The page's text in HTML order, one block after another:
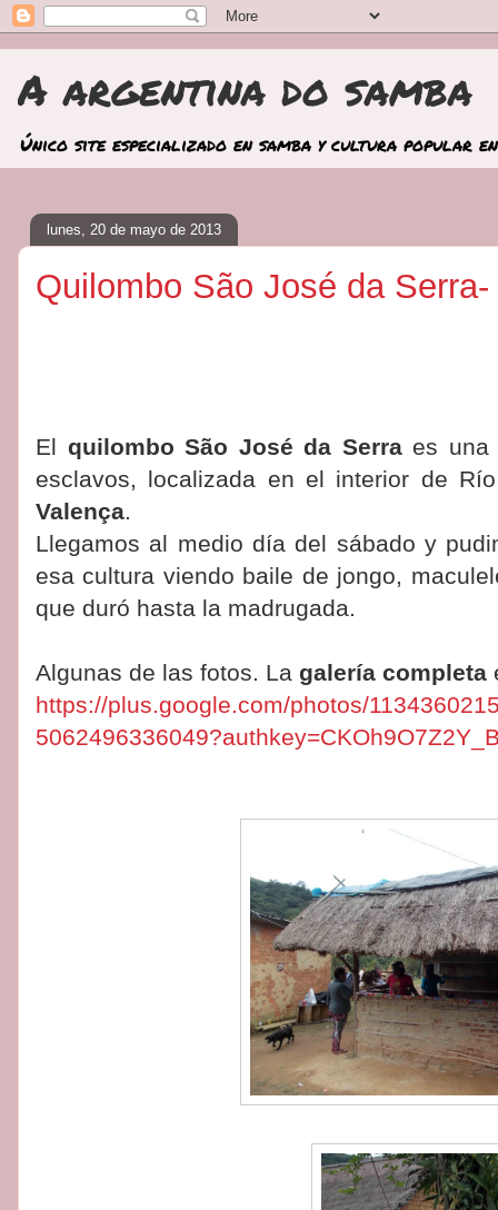
A argentina do samba
Único site especializado en samba y cultura popular
lunes, 20 de mayo de 2013
Quilombo São José da
El quilombo São José da Serraes una
esclavos, localizada en el interior de
Valença.
Llegamos al medio día del sábado y
esa cultura viendo baile de jongo,
que duró hasta la madrugada.
Algunas de las fotos. La galería completa
https://plus.google.com/photos/